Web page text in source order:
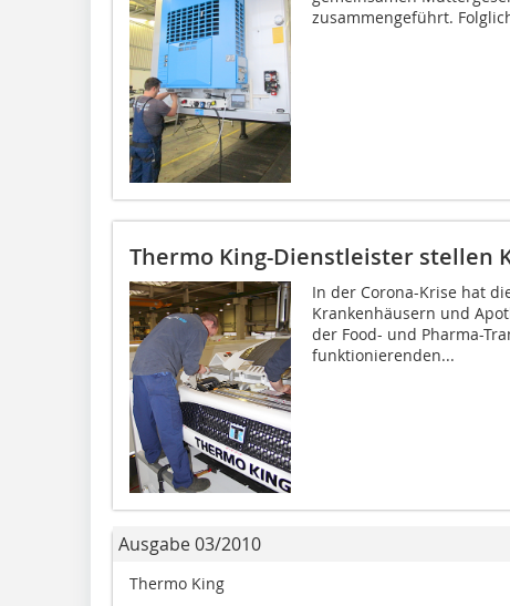
zusammengeführt.
Thermo King-Dienstleister stellen
In der Corona-Krise hat
Krankenhäusern und
der Food- und Pharma-
funktionierenden...
Ausgabe 03/2010
Thermo King